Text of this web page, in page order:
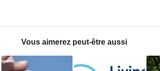
Vous aimerez peut-être aussi